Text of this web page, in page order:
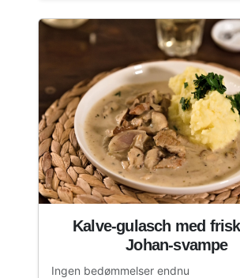
Kalve-gulasch med
Johan-svampe
Ingen bedømmelser endnu